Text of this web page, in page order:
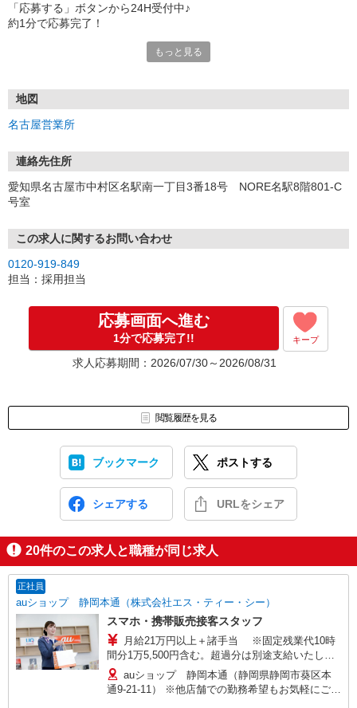
「応募する」ボタンから24H受付中♪
約1分で応募完了！
①応募から3営業日を目安に、メールorお電話でご連絡します。
★スマホでWEB面接（LINEなど）・出張面接・事務所面接と選べま
す
③面接実施（履歴書不要）
④勤務開始（スタート日は応相談）
お気軽にご応募ください♪
もっと見る
地図
名古屋営業所
連絡先住所
愛知県名古屋市中村区名駅南一丁目3番18号 NORE名駅8階801-C
号室
この求人に関するお問い合わせ
0120-919-849
担当：採用担当
応募画面へ進む
1分で応募完了!! キープ
求人応募期間：2026/07/30～2026/08/31
閲覧履歴を見る
ブックマーク ポストする
シェアする URLをシェア
20件のこの求人と職種が同じ求人
正社員
auショップ 静岡本通（株式会社エス・ティー・シー）
スマホ・携帯販売接客スタッフ
月給21万円以上＋諸手当 ※固定残業代10時
間分1万5,500円含む。超過分は別途支給いたしま
す。 【年収例】 年収400万円（月給25万円×12ヶ
月＋諸手当）/25歳 経験3年 年収440万円（月給
28万円×12ヶ月＋諸手当）/29歳店頭フロア責任
auショップ 静岡本通（静岡県静岡市葵区本
通9-21-11） ※他店舗での勤務希望もお気軽にご相